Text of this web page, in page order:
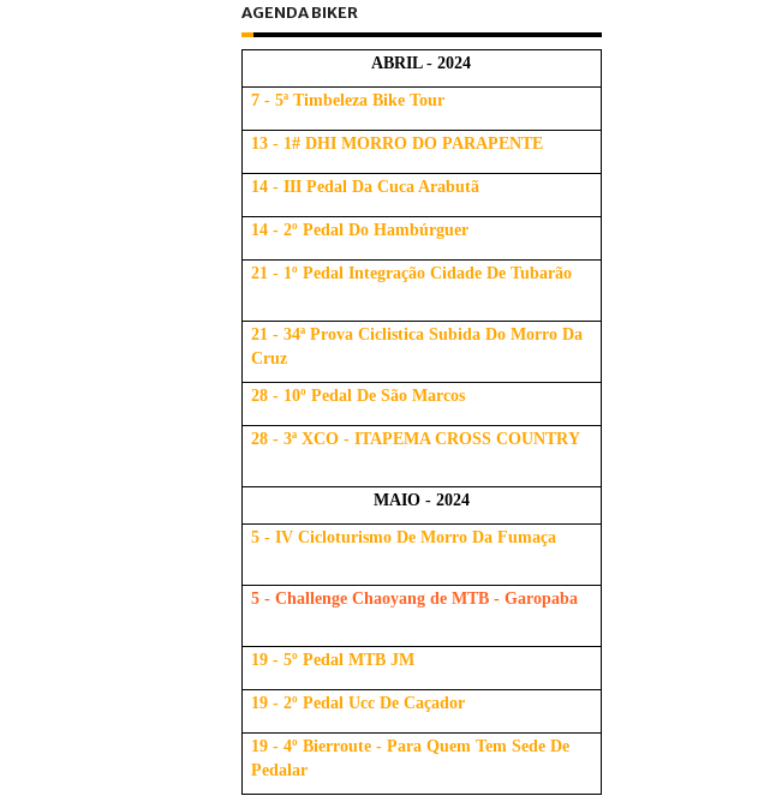
AGENDA BIKER
ABRIL - 2024
7 - 5ª Timbeleza Bike Tour
13 - 1# DHI MORRO DO PARAPENTE
14 - III Pedal Da Cuca Arabutã
14 - 2º Pedal Do Hambúrguer
21 - 1º Pedal Integração Cidade De Tubarão
21 - 34ª Prova Ciclistica Subida Do Morro Da
Cruz
28 - 10º Pedal De São Marcos
28 - 3ª XCO - ITAPEMA CROSS COUNTRY
MAIO - 2024
5 - IV Cicloturismo De Morro Da Fumaça
5 - Challenge Chaoyang de MTB - Garopaba
19 - 5º Pedal MTB JM
19 - 2º Pedal Ucc De Caçador
19 - 4º Bierroute - Para Quem Tem Sede De
Pedalar